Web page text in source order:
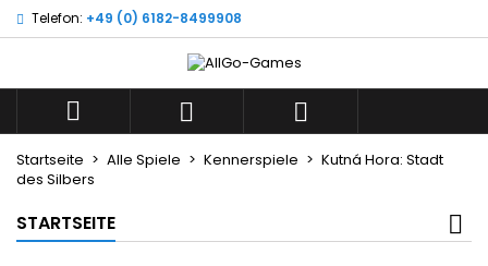
Telefon: +49 (0) 6182-8499908
  
Startseite Alle Spiele Kennerspiele
Kutná Hora: Stadt
des Silbers
STARTSEITE
Wunschliste ×
add_circle_outline
Neue Liste anlegen
((title)) ×
((label))
Anmelden ×
Sie müssen angemeldet sein, um Artikel Ihrer
Wunschliste hinzufügen zu können.